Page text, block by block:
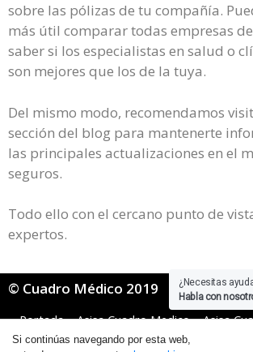
¿Necesitas
Habla con
sobre las pólizas de tu compañía.
más útil comparar todas empresas
saber si los especialistas en salud o
son mejores que los de la tuya.
Del mismo modo, recomendamos
sección del blog para mantenerte
las principales actualizaciones en el
seguros.
Todo ello con el cercano punto de
expertos.
© Cuadro Médico 2019
Portada»Asisa Cuadro Medico»Asisa
Asisa Isfas
Si continúas navegando por esta web,